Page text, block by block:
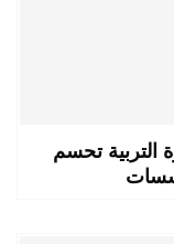
2026-2027.. وزارة التربية تحسم